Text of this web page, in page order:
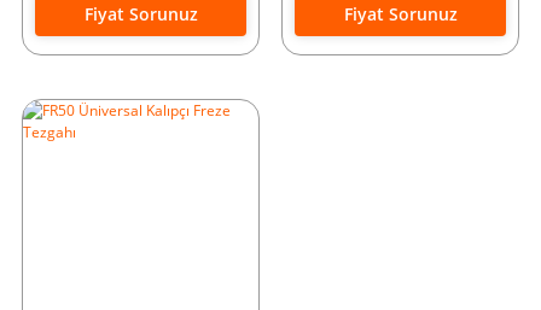
Fiyat Sorunuz Fiyat Sorunuz